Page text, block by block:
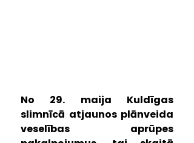
No 29. maija Kuldīgas
slimnīcā atjaunos plānveida
veselības aprūpes